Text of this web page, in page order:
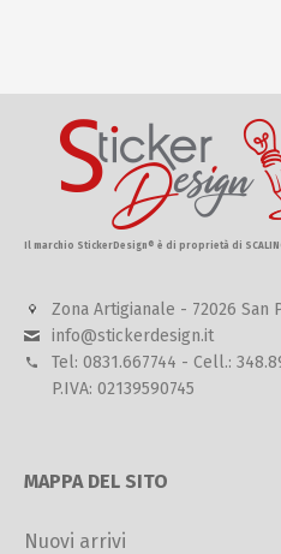
Il marchio StickerDesign® è di proprietà di
Zona Artigianale - 72026 San
info@stickerdesign.it
Tel: 0831.667744 - Cell.:
P.IVA: 02139590745
MAPPA DEL SITO
Nuovi arrivi